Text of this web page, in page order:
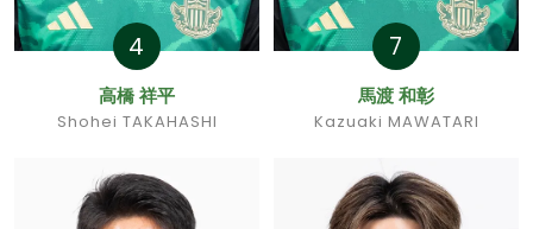
4
高橋 祥平
Shohei TAKAHASHI
7
馬渡 和彰
Kazuaki MAWATARI